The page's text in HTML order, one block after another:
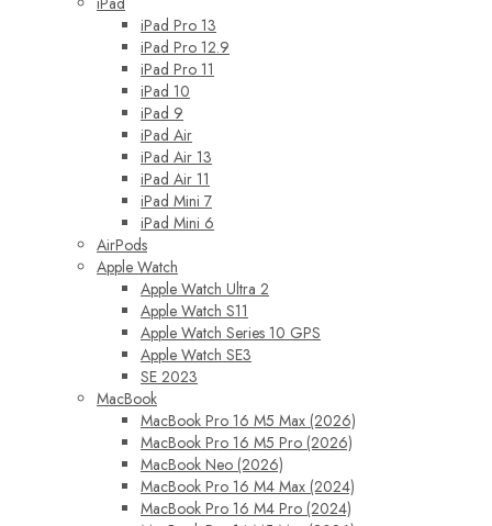
iPad Pro 13
iPad Pro 12.9
iPad Pro 11
iPad 10
iPad 9
iPad Air
iPad Air 13
iPad Air 11
iPad Mini 7
iPad Mini 6
AirPods
Apple Watch
Apple Watch Ultra 2
Apple Watch S11
Apple Watch Series 10 GPS
Apple Watch SE3
SE 2023
MacBook
MacBook Pro 16 M5 Max (2026)
MacBook Pro 16 M5 Pro (2026)
MacBook Neo (2026)
MacBook Pro 16 M4 Max (2024)
MacBook Pro 16 M4 Pro (2024)